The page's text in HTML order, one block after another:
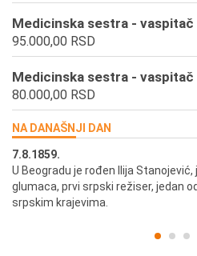
Medicinska sestra - vaspitač
95.000,00 RSD
Medicinska sestra - vaspitač
80.000,00 RSD
NA DANAŠNJI DAN
7.8.1859.
U Beogradu je rođen Ilija
glumaca, prvi srpski režiser, jedan
srpskim krajevima.